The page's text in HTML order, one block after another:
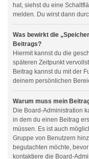
hat, siehst du eine
melden. Du wirst dann
Was bewirkt die
Beitrags?
Hiermit kannst du die
späteren Zeitpunkt
Beitrag kannst du mit der
deinem persönlichen
Warum muss mein
Die Board-Administration
in dem du einen Beitrag
müssen. Es ist auch
Gruppe von Benutzern
begutachten möchte,
kontaktiere die Board-